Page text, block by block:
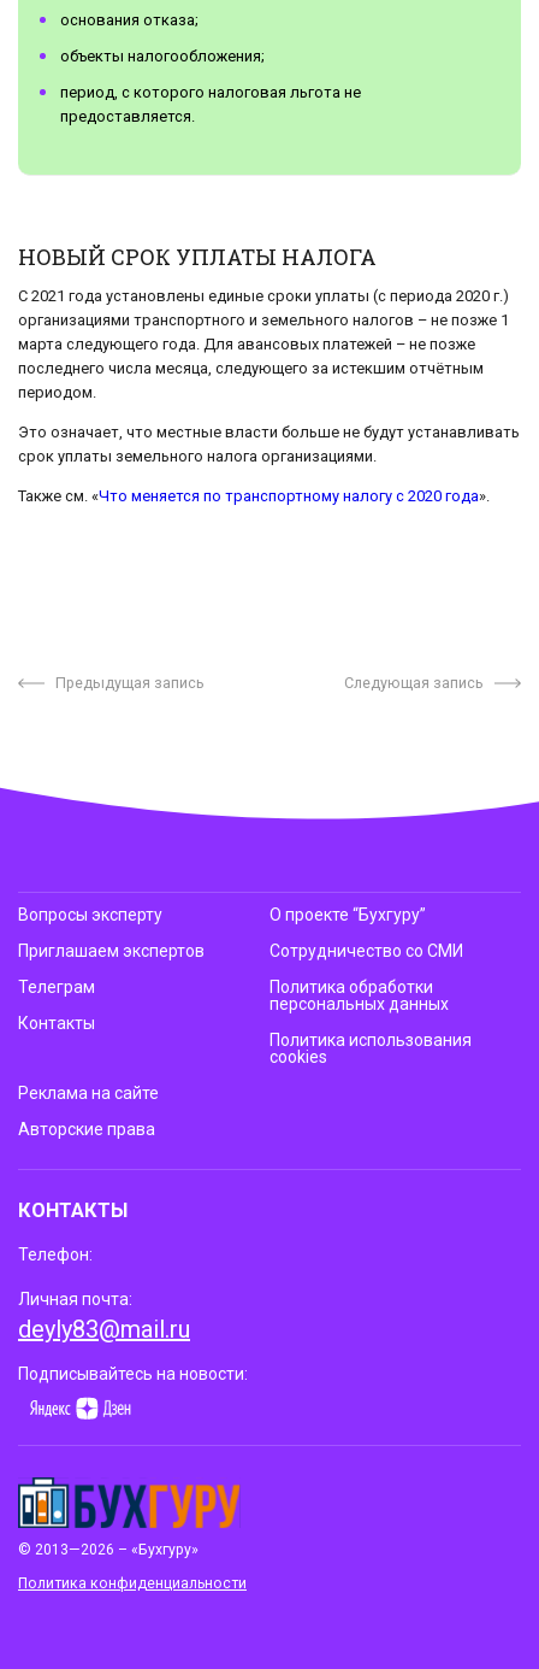
основания отказа;
объекты налогообложения;
период, с которого налоговая льгота не
предоставляется.
НОВЫЙ СРОК УПЛАТЫ НАЛОГА
С 2021 года установлены единые сроки уплаты (с периода 2020 г.)
организациями транспортного и земельного налогов – не позже 1
марта следующего года. Для авансовых платежей – не позже
последнего числа месяца, следующего за истекшим отчётным
периодом.
Это означает, что местные власти больше не будут устанавливать
срок уплаты земельного налога организациями.
Также см. «Что меняется по транспортному налогу с 2020 года».
Предыдущая запись Следующая запись
© 2013—2026 – «Бухгуру»
Политика конфиденциальности
Вопросы эксперту
Приглашаем экспертов
Телеграм
Контакты
О проекте “Бухгуру”
Сотрудничество со СМИ
Политика обработки
персональных данных
Политика использования
cookies
Реклама на сайте
Авторские права
КОНТАКТЫ
Телефон:
Личная почта:
deyly83@mail.ru
Подписывайтесь на новости: